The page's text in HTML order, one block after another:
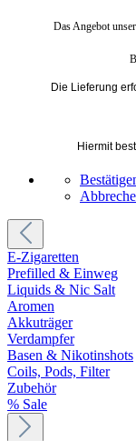
Das Angebot
Die Lieferung
Hiermit
E-Zigaretten
Prefilled & Einweg
Liquids & Nic Salt
Aromen
Akkuträger
Verdampfer
Basen & Nikotinshots
Coils, Pods, Filter
Zubehör
% Sale